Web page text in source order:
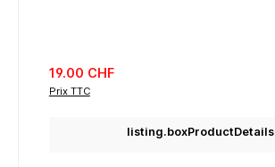
listing.regularPriceLabel
19.00 CHF
Prix TTC
listing.boxProductDetails